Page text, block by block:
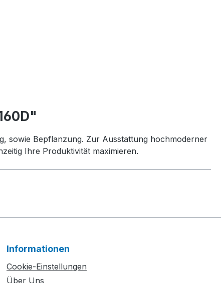
sowie Bepflanzung. Zur Ausstattung hochmoderner
Ihre Produktivität maximieren.
Informationen
Cookie-Einstellungen
Über Uns